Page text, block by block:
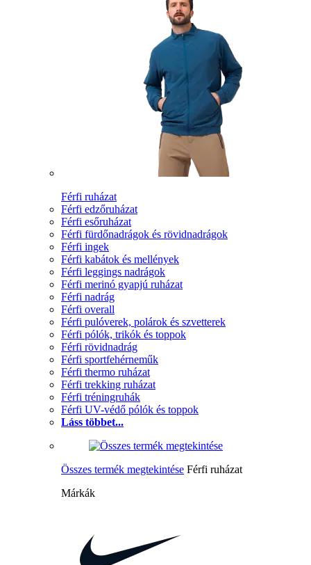
Férfi ruházat
Férfi edzőruházat
Férfi esőruházat
Férfi fürdőnadrágok és rövidnadrágok
Férfi ingek
Férfi kabátok és mellények
Férfi leggings nadrágok
Férfi merinó gyapjú ruházat
Férfi nadrág
Férfi overall
Férfi pulóverek, polárok és szvetterek
Férfi pólók, trikók és toppok
Férfi rövidnadrág
Férfi sportfehérneműk
Férfi thermo ruházat
Férfi trekking ruházat
Férfi tréningruhák
Férfi UV-védő pólók és toppok
Láss többet...
Összes termék megtekintése Férfi ruházat
Márkák